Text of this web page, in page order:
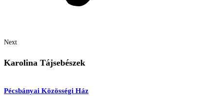
Next
Karolina Tájsebészek
Pécsbányai Közösségi Ház